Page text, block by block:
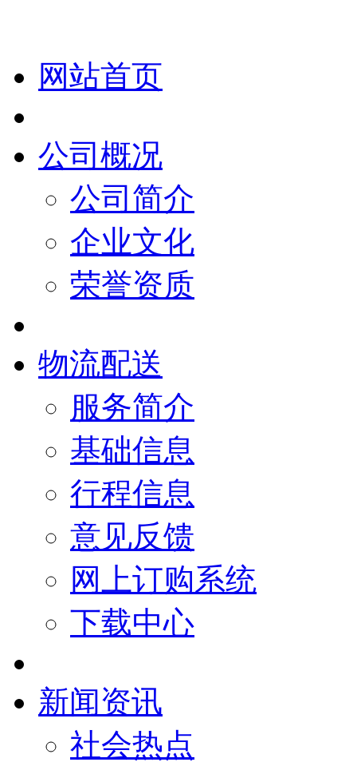
网站首页
公司概况
公司简介
企业文化
荣誉资质
物流配送
服务简介
基础信息
行程信息
意见反馈
网上订购系统
下载中心
新闻资讯
社会热点